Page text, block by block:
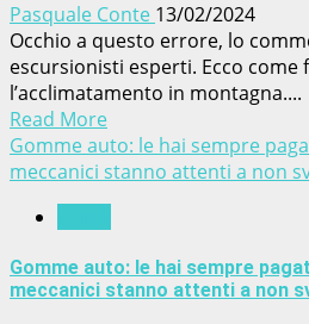
Pasquale Conte 13/02/2024
Occhio a questo errore, lo
escursionisti esperti. Ecco come
l’acclimatamento in montagna....
Read More
Gomme auto: le hai sempre
meccanici stanno attenti a non
Gomme auto: le hai sempre
meccanici stanno attenti a non